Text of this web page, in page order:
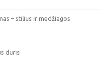
– stilius ir medžiagos
duris